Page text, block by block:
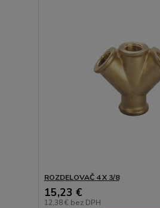
ROZDELOVAČ 4 X 3/8
15,23 €
12,38 € bez DPH